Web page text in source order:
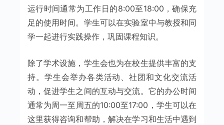
运行时间通常为工作日的8:00至18:00，确保充
足的使用时间。学生可以在实验室中与教授和同
学一起进行实践操作，巩固课程知识。
除了学术设施，学生会也为在校生提供丰富的支
持。学生会举办各类活动、社团和文化交流活
动，促进学生之间的互动与交流。它的办公时间
通常为周一至周五的10:00至17:00，学生可以在
这里获得咨询和帮助，解决在学习和生活中遇到